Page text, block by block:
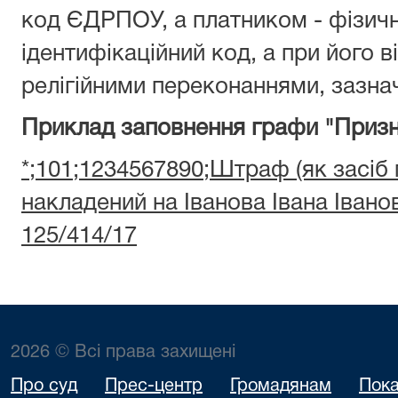
код ЄДРПОУ, а платником -
ідентифікаційний код, а при його
релігійними переконаннями,
Приклад заповнення графи
*;101;1234567890;Штраф (як засіб
накладений на Іванова Івана
125/414/17
2026 © Всі права захищені
Про суд Прес-центр Громадянам